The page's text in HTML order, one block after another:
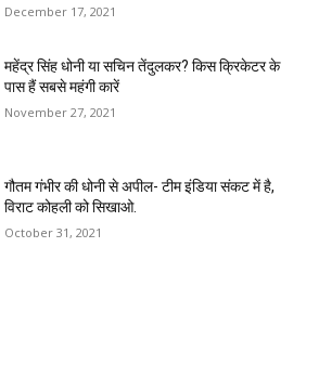
December 17, 2021
महेंद्र सिंह धोनी या सचिन तेंदुलकर? किस क्रिकेटर के
पास हैं सबसे महंगी कारें
November 27, 2021
गौतम गंभीर की धोनी से अपील- टीम इंडिया संकट में है,
विराट कोहली को सिखाओ.
October 31, 2021